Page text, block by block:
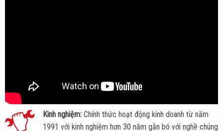
Kinh nghiệm: Chính thức hoạt động kinh doanh từ năm
1991 với kinh nghiệm hơn 30 năm gắn bó với nghề chúng